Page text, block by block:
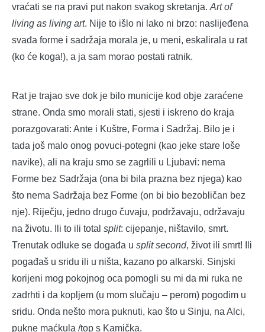
vraćati se na pravi put nakon svakog skretanja. Art of
living as living art. Nije to išlo ni lako ni brzo: naslijeđena
svađa forme i sadržaja morala je, u meni, eskalirala u rat
(ko će koga!), a ja sam morao postati ratnik.
Rat je trajao sve dok je bilo municije kod obje zaraćene
strane. Onda smo morali stati, sjesti i iskreno do kraja
porazgovarati: Ante i Kuštre, Forma i Sadržaj. Bilo je i
tada još malo onog povuci-potegni (kao jeke stare loše
navike), ali na kraju smo se zagrlili u Ljubavi: nema
Forme bez Sadržaja (ona bi bila prazna bez njega) kao
što nema Sadržaja bez Forme (on bi bio bezobličan bez
nje). Riječju, jedno drugo čuvaju, podržavaju, održavaju
na životu. Ili to ili total split: cijepanje, ništavilo, smrt.
Trenutak odluke se događa u split second, život ili smrt! Ili
pogađaš u sridu ili u ništa, kazano po alkarski. Sinjski
korijeni mog pokojnog oca pomogli su mi da mi ruka ne
zadrhti i da kopljem (u mom slučaju – perom) pogodim u
sridu. Onda nešto mora puknuti, kao što u Sinju, na Alci,
pukne maćkula /top s Kamička.